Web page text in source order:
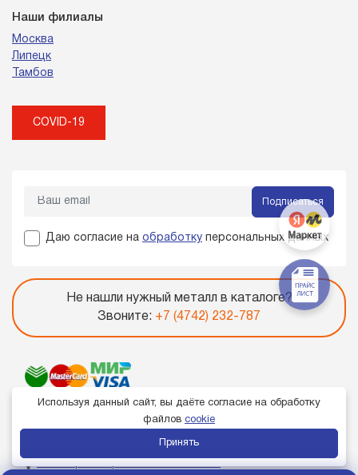
Наши филиалы
Москва
Липецк
Тамбов
COVID-19
Подписаться
Даю согласие на обработку персональных данных
Не нашли нужный металл в каталоге?
Звоните: +7 (4742) 232-787
Используя данный сайт, вы даёте согласие на обработку
файлов cookie
Принять